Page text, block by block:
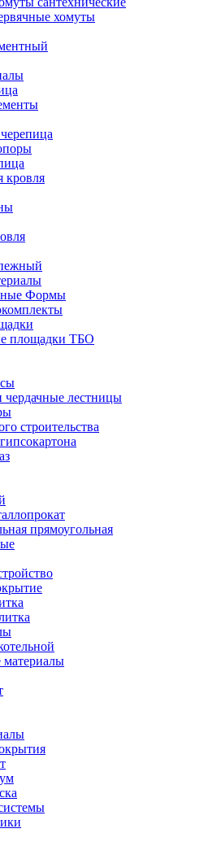
хомуты
кровля
Формы
площадки ТБО
лестницы
строительства
прямоугольная